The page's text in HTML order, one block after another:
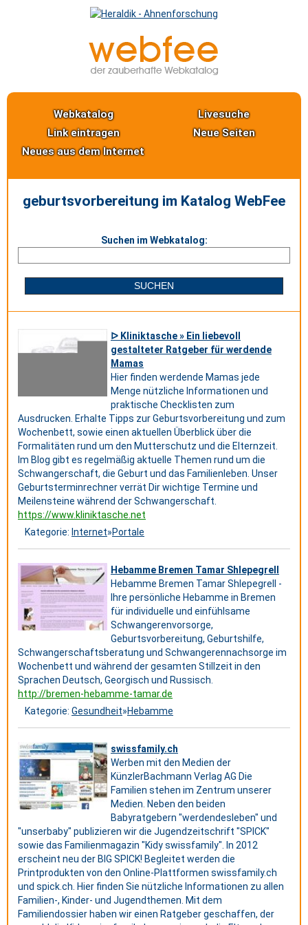
Webkatalog
Livesuche
Link eintragen
Neue Seiten
Neues aus dem Internet
geburtsvorbereitung im Katalog WebFee
Suchen im Webkatalog:
ᐅ Kliniktasche » Ein liebevoll
gestalteter Ratgeber für werdende
Mamas
Hier finden werdende Mamas jede
Menge nützliche Informationen und
praktische Checklisten zum
Ausdrucken. Erhalte Tipps zur Geburtsvorbereitung und zum
Wochenbett, sowie einen aktuellen Überblick über die
Formalitäten rund um den Mutterschutz und die Elternzeit.
Im Blog gibt es regelmäßig aktuelle Themen rund um die
Schwangerschaft, die Geburt und das Familienleben. Unser
Geburtsterminrechner verrät Dir wichtige Termine und
Meilensteine während der Schwangerschaft.
https://www.kliniktasche.net
Kategorie: Internet»Portale
Hebamme Bremen Tamar Shlepegrell
Hebamme Bremen Tamar Shlepegrell -
Ihre persönliche Hebamme in Bremen
für individuelle und einfühlsame
Schwangerenvorsorge,
Geburtsvorbereitung, Geburtshilfe,
Schwangerschaftsberatung und Schwangerennachsorge im
Wochenbett und während der gesamten Stillzeit in den
Sprachen Deutsch, Georgisch und Russisch.
http://bremen-hebamme-tamar.de
Kategorie: Gesundheit»Hebamme
swissfamily.ch
Werben mit den Medien der
KünzlerBachmann Verlag AG Die
Familien stehen im Zentrum unserer
Medien. Neben den beiden
Babyratgebern "werdendesleben" und
"unserbaby" publizieren wir die Jugendzeitschrift "SPICK"
sowie das Familienmagazin "Kidy swissfamily". In 2012
erscheint neu der BIG SPICK! Begleitet werden die
Printprodukten von den Online-Plattformen swissfamily.ch
und spick.ch. Hier finden Sie nützliche Informationen zu allen
Familien-, Kinder- und Jugendthemen. Mit dem
Familiendossier haben wir einen Ratgeber geschaffen, der